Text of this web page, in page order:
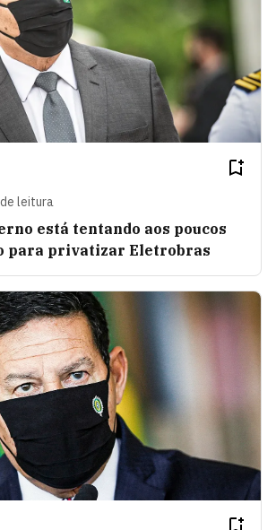
de leitura
está tentando aos poucos
para privatizar Eletrobras